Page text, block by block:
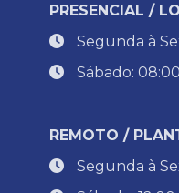
PRESENCIAL /
Segunda à
Sábado:
REMOTO /
Segunda à